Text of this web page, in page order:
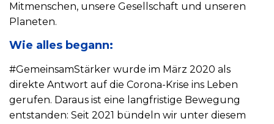
Mitmenschen, unsere Gesellschaft und unseren
Planeten.
Wie alles begann:
#GemeinsamStärker wurde im März 2020 als
direkte Antwort auf die Corona-Krise ins Leben
gerufen. Daraus ist eine langfristige Bewegung
entstanden: Seit 2021 bündeln wir unter diesem